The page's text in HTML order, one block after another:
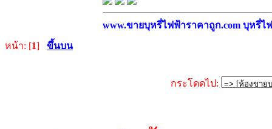
www.ขายบุหรี่ไฟฟ้าราคาถูก.com บุหรี่ไ
หน้า: [1] ขึ้นบน
กระโดดไป: